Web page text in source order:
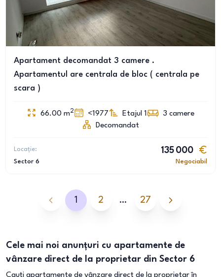
Apartament decomandat 3 camere .
Apartamentul are centrala de bloc ( centrala pe
scara )
66.00 m2 <1977 Etajul 1 3 camere
Decomandat
Locație:
Sector 6
135 000
Negociabil
1 2 … 27
Cele mai noi anunțuri cu apartamente de
vânzare direct de la proprietar din Sector 6
Cauți apartamente de vânzare direct de la proprietar în